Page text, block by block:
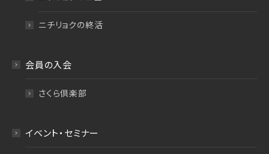
ニチリョクの終活
会員の入会
さくら倶楽部
イベント・セミナー